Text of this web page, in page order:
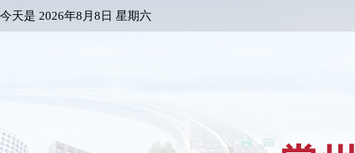
今天是 2026年8月8日 星期六